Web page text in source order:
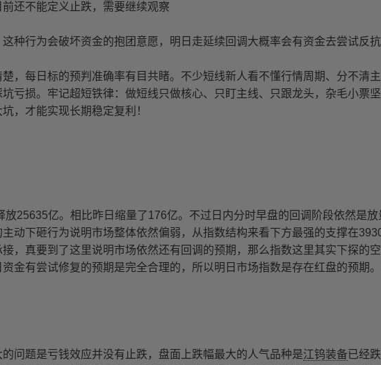
还不能定义止跌，需要继续观察
种行为会破坏资金的抱团意愿，明日走延续回调大概率会有资金去尝试反抗
，每日标的预判准确率有目共睹。不少短线新人看不懂行情周期、分不清
亏损。牢记超短铁律：做短线只做核心、只盯主线、只跟龙头，杂毛小票
，才能实现长期稳定复利！
25635亿。相比昨日缩量了176亿。不过日内分时早盘的回调阶段依然是放
动下砸行为说明市场整体依然偏弱，从指数结构来看下方最强的支撑在
，真要到了这里说明市场依然还有回调的预期，那么指数这里其实下探的空
金有尝试修复的预期是完全合理的，所以明日市场指数是存在红盘的预期
问题是亏钱效应并没有止跌，盘面上跌幅最大的人气品种是江钨装备已经